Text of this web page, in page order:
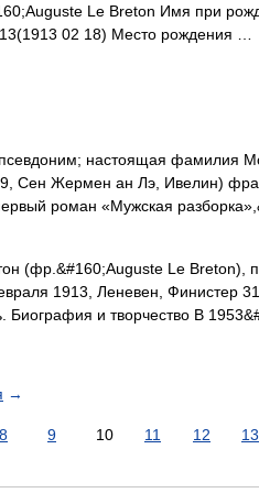
Le Breton Имя при
02 18) Место рождения …
настоящая фамилия
Сен Жермен ан Лэ, Ивелин)
роман «Мужская
(фр.&#160;Auguste Le Breton),
1913, Леневен, Финистер
и творчество В
→
8 9 10 11 12 13